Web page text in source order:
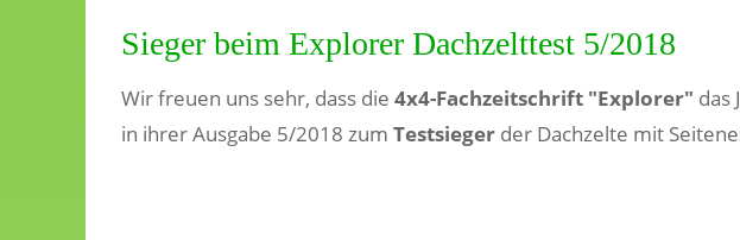
Sieger beim Explorer Dachzelttest 5/2018
Wir freuen uns sehr, dass die 4x4-Fachzeitschrift "Explorer" das
in ihrer Ausgabe 5/2018 zum Testsieger der Dachzelte mit